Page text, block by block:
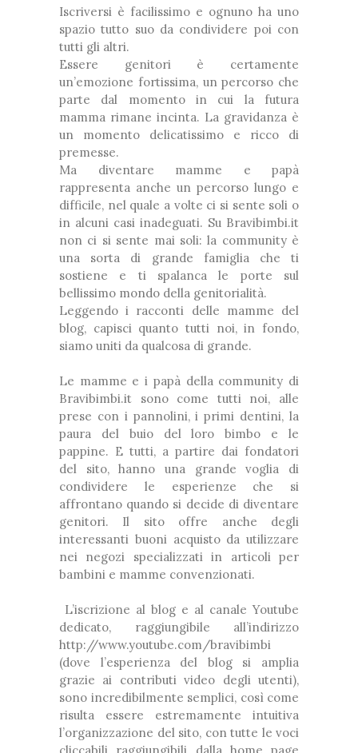
Iscriversi è facilissimo e ognuno ha uno
spazio tutto suo da condividere poi con
tutti gli altri.
Essere genitori è certamente
un’emozione fortissima, un percorso che
parte dal momento in cui la futura
mamma rimane incinta. La gravidanza è
un momento delicatissimo e ricco di
premesse.
Ma diventare mamme e papà
rappresenta anche un percorso lungo e
difficile, nel quale a volte ci si sente soli o
in alcuni casi inadeguati. Su Bravibimbi.it
non ci si sente mai soli: la community è
una sorta di grande famiglia che ti
sostiene e ti spalanca le porte sul
bellissimo mondo della genitorialità.
Leggendo i racconti delle mamme del
blog, capisci quanto tutti noi, in fondo,
siamo uniti da qualcosa di grande.
Le mamme e i papà della community di
Bravibimbi.it sono come tutti noi, alle
prese con i pannolini, i primi dentini, la
paura del buio del loro bimbo e le
pappine. E tutti, a partire dai fondatori
del sito, hanno una grande voglia di
condividere le esperienze che si
affrontano quando si decide di diventare
genitori. Il sito offre anche degli
interessanti buoni acquisto da utilizzare
nei negozi specializzati in articoli per
bambini e mamme convenzionati.
L’iscrizione al blog e al canale Youtube
dedicato, raggiungibile all’indirizzo
http://www.youtube.com/bravibimbi
(dove l’esperienza del blog si amplia
grazie ai contributi video degli utenti),
sono incredibilmente semplici, così come
risulta essere estremamente intuitiva
l’organizzazione del sito, con tutte le voci
❆